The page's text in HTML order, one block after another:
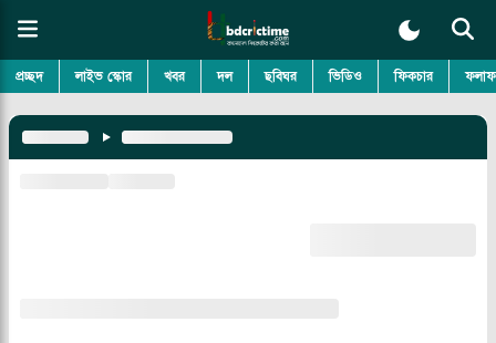
প্রচ্ছদ লাইভ স্কোর খবর দল ছবিঘর ভিডিও ফিকচার